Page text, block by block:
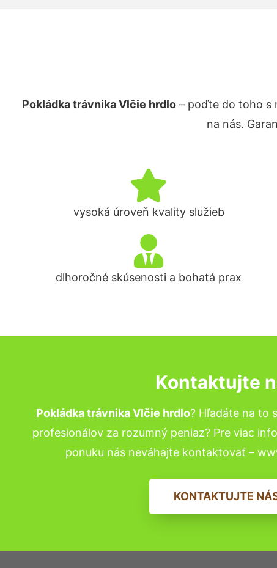
Pokládka trávnika Vlčie hrdlo– poďte do toho s
na nás.
vysoká úroveň kvality služieb
dlhoročné skúsenosti a bohatá prax
Kontaktujte
Pokládka trávnika Vlčie hrdlo? Hľadáte na to
profesionálov za rozumný peniaz? Pre viac
ponuku nás neváhajte kontaktovať –
KONTAKTUJTE